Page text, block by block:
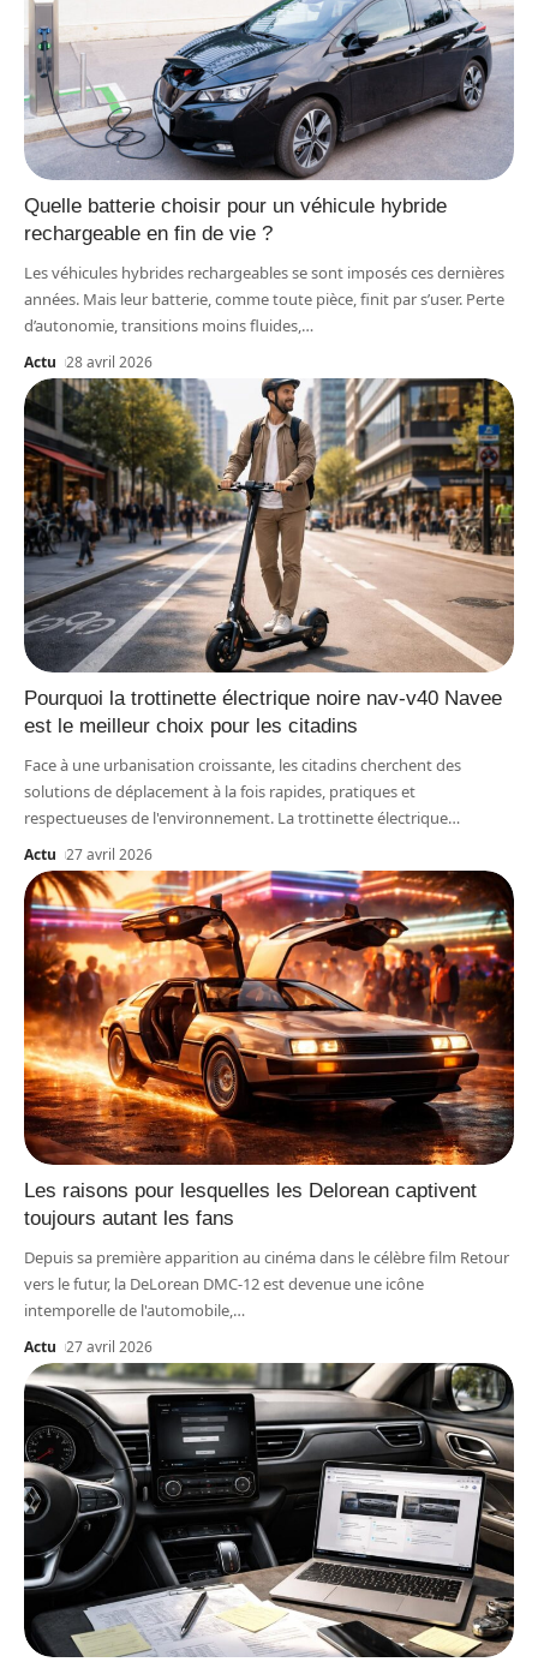
Quelle batterie choisir pour un véhicule hybride
rechargeable en fin de vie ?
Les véhicules hybrides rechargeables se sont imposés ces dernières
années. Mais leur batterie, comme toute pièce, finit par s’user. Perte
d’autonomie, transitions moins fluides,…
Actu 28 avril 2026
Pourquoi la trottinette électrique noire nav-v40 Navee
est le meilleur choix pour les citadins
Face à une urbanisation croissante, les citadins cherchent des
solutions de déplacement à la fois rapides, pratiques et
respectueuses de l'environnement. La trottinette électrique…
Actu 27 avril 2026
Les raisons pour lesquelles les Delorean captivent
toujours autant les fans
Depuis sa première apparition au cinéma dans le célèbre film Retour
vers le futur, la DeLorean DMC-12 est devenue une icône
intemporelle de l'automobile,…
Actu 27 avril 2026